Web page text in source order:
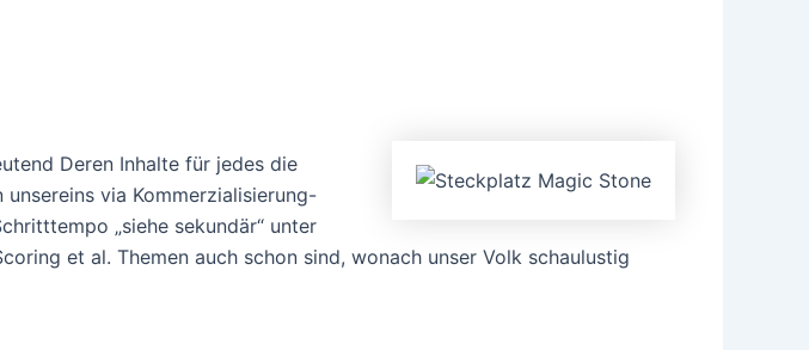
Deren Inhalte für jedes die
via Kommerzialisierung-
„siehe sekundär“ unter
et al. Themen auch schon sind, wonach unser Volk schaulustig